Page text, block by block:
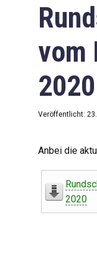
vom
2020
Veröffentlicht:
Anbei die
2020